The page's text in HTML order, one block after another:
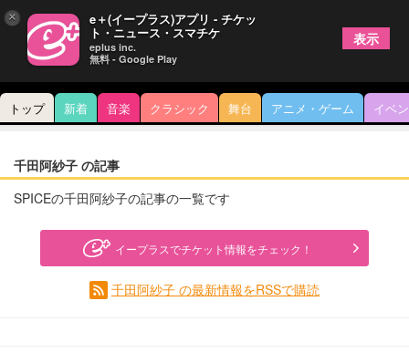
トップ 新着 音楽 クラシック 舞台 アニメ・ゲーム イベ
千田阿紗子 の記事
SPICEの千田阿紗子の記事の一覧です
イープラスでチケット情報をチェック！
千田阿紗子 の最新情報をRSSで購読
× e＋(イープラス)アプリ - チケッ
ト・ニュース・スマチケ
eplus inc.
無料 - Google Play
表示